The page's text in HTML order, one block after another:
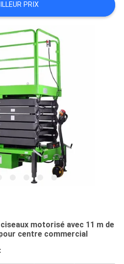
PRIX
motorisé avec 11 m de
centre commercial